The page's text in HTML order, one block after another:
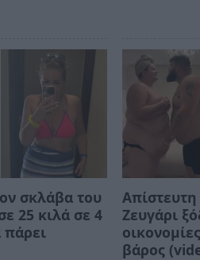
σκλάβα του
25 κιλά σε 4
πάρει
Ζευγάρι
βάρος